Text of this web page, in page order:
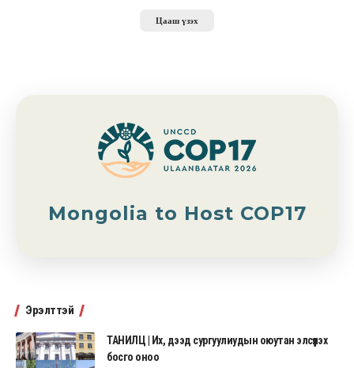
Цааш үзэх
Mongolia to Host COP17
Эрэлттэй
ТАНИЛЦ | Их, дээд сургуулиудын оюутан элсүүлэх
босго оноо